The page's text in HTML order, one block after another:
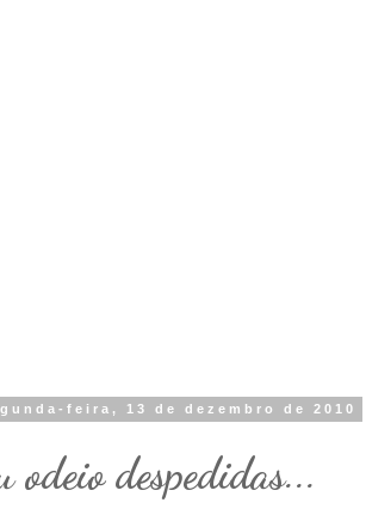
feira, 13 de dezembro de 2010
odeio despedidas...